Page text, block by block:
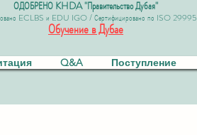
ОДОБРЕНО KHDA "Правительство Дубая"
ECLBS и EDU IGO / Сертифицировано по ISO 29995
Обучение в Дубае
Q&A Поступление